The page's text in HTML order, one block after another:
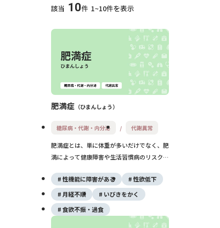
該当 10件 1~10件を表示
肥満症 ひまんしょう
糖尿病・代謝・内分泌 代謝異常
肥満症とは、単に体重が多いだけでなく、肥
満によって健康障害や生活習慣病のリスクが
無が用いられ、生活習慣の見直しと必要に応
じた医療的介入が予防と治療の鍵となりま
す。
性機能に障害がある
性欲低下
月経不順
いびきをかく
食欲不振・過食